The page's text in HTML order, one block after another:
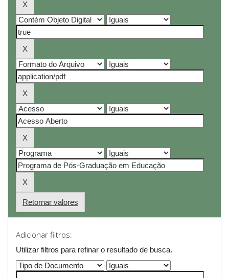
Retornar valores
Adicionar filtros:
Utilizar filtros para refinar o resultado de busca.